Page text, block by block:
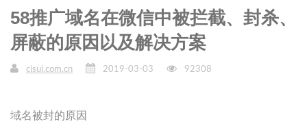
58推广域名在微信中被拦截、封杀、
屏蔽的原因以及解决方案
cisui.com.cn 2019-03-03 92308
域名被封的原因